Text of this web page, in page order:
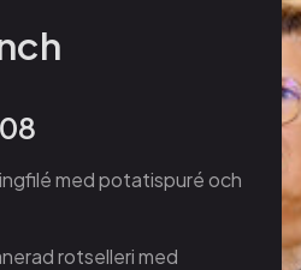
med potatispuré och
rotselleri med